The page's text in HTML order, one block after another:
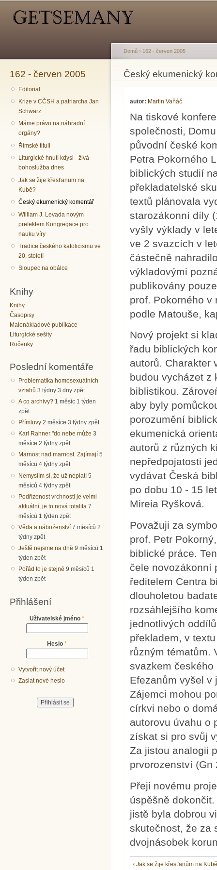
162 - červen 2005
Editorial
Krize v CČSH a patriarcha Jan
Schwarz
Máme právo na náhradní
orgány?
Římské tituli
Liturgické hnutí kdysi - živá
bohoslužba dnes
Jak se žije křesťanům na
Kubě?
Český ekumenický komentář
William J. Levada novým
prefektem Kongregace pro
nauku víry
Tradice českého katolicismu ve
20. století
Sloupec na obálce
Knihy
Knihy
Časopisy
Malonákladové publikace
Liturgické sešity
Ročenky
Poslední komentáře
Problematika homosexuálních
vztahů 3 týdny 3 dny zpět
A co archivy? 1 měsíc 1 týden
zpět
Přímluvy 2 měsíce 3 týdny zpět
Karl Rahner "do nebe může 3
měsíce 2 týdny zpět
Marnost nad marnost. Zajímají 5
měsíců 4 týdny zpět
Nemyslím si, že už neplatí 5
měsíců 4 týdny zpět
Podřízenost vrchnosti je velmi
aktuální, je to nová totalita 7
měsíců 1 týden zpět
Věda a náboženství 7 měsíců 2
týdny zpět
Ještě nejsme na dně 9 měsíců 1
týden zpět
Pořád to je stejné 9 měsíců 1
týden zpět
Přihlášení
Uživatelské jméno *
Heslo *
Vytvořit nový účet
Zaslat nové heslo
Jste zde
Domů › 162 - červen 2005
Český ekumenický
autor: Martin Vaňáč
Na tiskové
společnosti,
původní české
Petra Pokorného
biblických studií
překladatelské
textů plánovala
starozákonní díly
vyšly výklady v
ve 2 svazcích v
částečně
výkladovými
publikovány
prof. Pokorného v
podle Matouše,
Nový projekt si
řadu biblických
autorů. Charakter
budou vycházet z
biblistikou.
aby byly
porozumění
ekumenická
autorů z různých
nepředpojatosti
vydávat Česká
po dobu 10 - 15
Mireia Ryšková.
Považuji za
prof. Petr
biblické práce.
čele novozákonní
ředitelem Centra
dlouholetou
rozsáhlejšího
jednotlivých
překladem, v
různým tématům.
svazkem
Efezanům vyšel v
Zájemci mohou
církvi nebo o
autorovu úvahu o
získat si pro svůj
Za jistou analogii
prvorozenství (Gn
Přeji novému
úspěšně
jistě byla dobrou
skutečnost, že za
dvojnásobek
‹ Jak se žije křesťanům na